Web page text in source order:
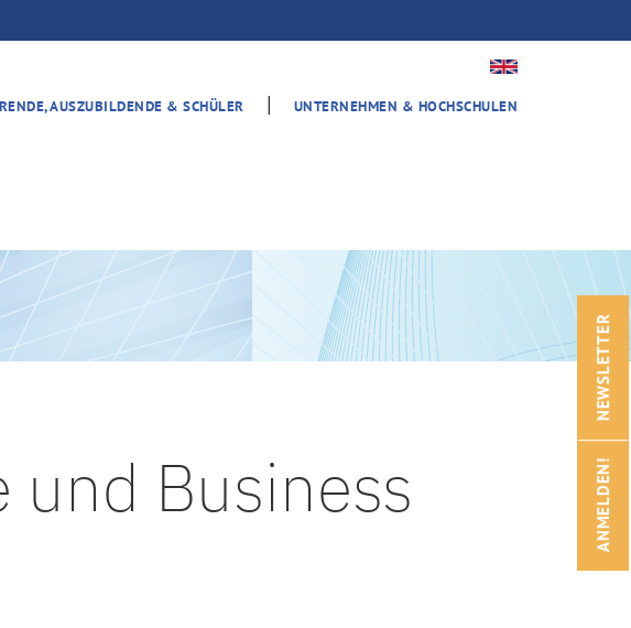
AUSZUBILDENDE & SCHÜLER | UNTERNEHMEN & HOCHSCHULEN
und Business
ANMELDEN!
NEWSLETTER